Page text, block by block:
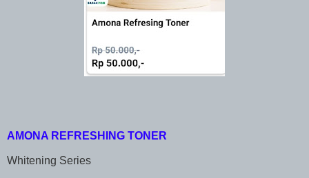
AMONA REFRESHING TONER
Whitening Series